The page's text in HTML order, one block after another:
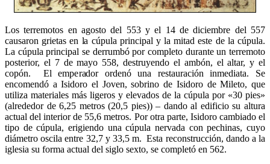
Los terremotos en agosto del 553 y el 14 de diciembre del 557
causaron grietas en la cúpula principal y la mitad este de la cúpula.
La cúpula principal se derrumbó por completo durante un terremoto
posterior, el 7 de mayo 558, destruyendo el ambón, el altar, y el
copón. El emperador ordenó una restauración inmediata. Se
encomendó a Isidoro el Joven, sobrino de Isidoro de Mileto, que
utiliza materiales más ligeros y elevados de la cúpula por «30 pies»
(alrededor de 6,25 metros (20,5 pies)) – dando al edificio su altura
actual del interior de 55,6 metros. Por otra parte, Isidoro cambiado el
tipo de cúpula, erigiendo una cúpula nervada con pechinas, cuyo
diámetro oscila entre 32,7 y 33,5 m. Esta reconstrucción, dando a la
iglesia su forma actual del siglo sexto, se completó en 562.